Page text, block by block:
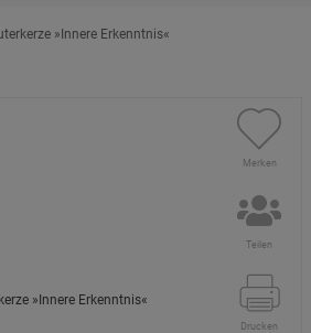
Online-Shop»Innere Erkenntnis«
Merken
Teilen
Drucken